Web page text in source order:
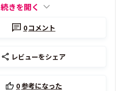
続きを開く
0コメント
レビューをシェア
0参考になった